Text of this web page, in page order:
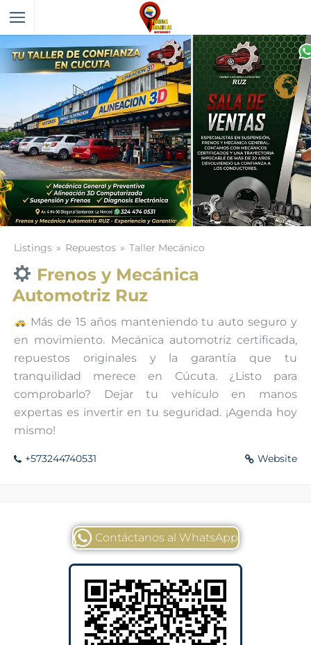
Listings Repuestos Taller Mecánico
Frenos y Mecánica
Automotriz Ruz
Más de 15 años manteniendo tu auto seguro y
en movimiento. Mecánica automotriz certificada,
repuestos originales y la garantía que tu
tranquilidad merece en Cúcuta. ¿Listo para
comprobarlo? Dejar tu vehículo en manos
expertas es invertir en tu seguridad. ¡Agenda hoy
mismo!
+573244740531 Website
Contáctanos al WhatsApp